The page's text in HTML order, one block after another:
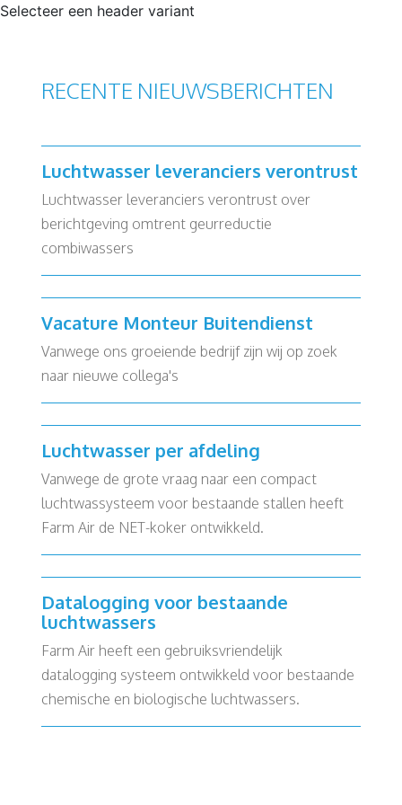
Selecteer een header variant
RECENTE NIEUWSBERICHTEN
Luchtwasser leveranciers verontrust
Luchtwasser leveranciers verontrust over
berichtgeving omtrent geurreductie
combiwassers
Vacature Monteur Buitendienst
Vanwege ons groeiende bedrijf zijn wij op zoek
naar nieuwe collega's
Luchtwasser per afdeling
Vanwege de grote vraag naar een compact
luchtwassysteem voor bestaande stallen heeft
Farm Air de NET-koker ontwikkeld.
Datalogging voor bestaande
luchtwassers
Farm Air heeft een gebruiksvriendelijk
datalogging systeem ontwikkeld voor bestaande
chemische en biologische luchtwassers.